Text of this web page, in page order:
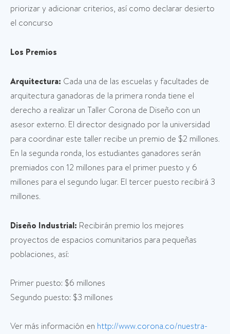
priorizar y adicionar criterios, así como declarar desierto
el concurso
Los Premios
Arquitectura: Cada una de las escuelas y facultades de
arquitectura ganadoras de la primera ronda tiene el
derecho a realizar un Taller Corona de Diseño con un
asesor externo. El director designado por la universidad
para coordinar este taller recibe un premio de $2 millones.
En la segunda ronda, los estudiantes ganadores serán
premiados con 12 millones para el primer puesto y 6
millones para el segundo lugar. El tercer puesto recibirá 3
millones.
Diseño Industrial: Recibirán premio los mejores
proyectos de espacios comunitarios para pequeñas
poblaciones, así:
Primer puesto: $6 millones
Segundo puesto: $3 millones
Ver más información en http://www.corona.co/nuestra-